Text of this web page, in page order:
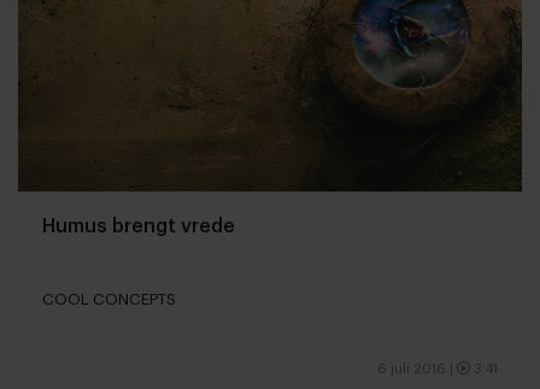
Humus brengt vrede
COOL CONCEPTS
6 juli 2016 3:41